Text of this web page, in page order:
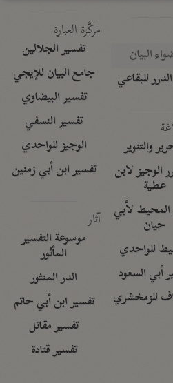
البيان
للبقاعي
والتنوير
الوجيز لابن
عطية
المحيط لأبي
حيان
للواحدي
أبي السعود
للزمخشري
مركَّزة العبارة
تفسير الجلالين
جامع البيان للإيجي
تفسير البيضاوي
تفسير النسفي
الوجيز للواحدي
تفسير ابن أبي زمنين
آثار
موسوعة التفسير
المأثور
الدر المنثور
تفسير ابن أبي حاتم
تفسير مقاتل
تفسير قتادة